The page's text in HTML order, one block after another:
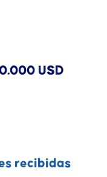
USD
recibidas